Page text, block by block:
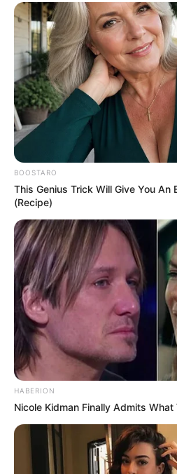
BOOSTARO
This Genius Trick Will Give You An
(Recipe)
HABERION
Nicole Kidman Finally Admits